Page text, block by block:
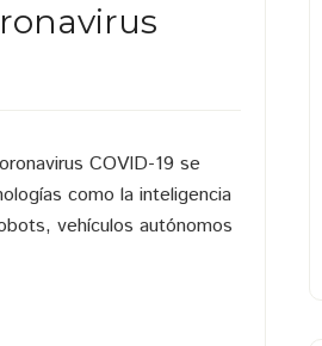
COVID-19 se
como la inteligencia
vehículos autónomos